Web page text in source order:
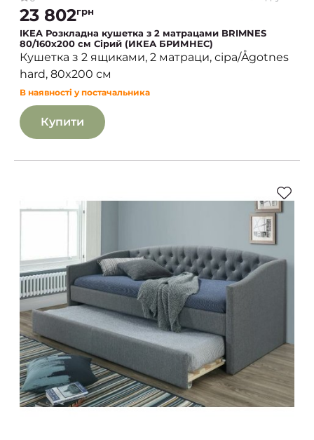
23 802грн
IKEA Розкладна кушетка з 2 матрацами BRIMNES
80/160x200 см Сірий (ИКЕА БРИМНЕС)
Кушетка з 2 ящиками, 2 матраци, сіра/Ågotnes
hard, 80x200 см
В наявності у постачальника
Купити